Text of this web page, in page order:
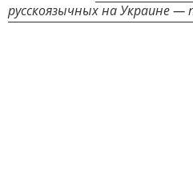
русскоязычных на Украине —